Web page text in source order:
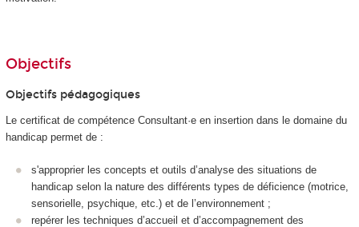
Objectifs
Objectifs pédagogiques
Le certificat de compétence Consultant·e en insertion dans le domaine du
handicap permet de :
s'approprier les concepts et outils d’analyse des situations de
handicap selon la nature des différents types de déficience (motrice,
sensorielle, psychique, etc.) et de l’environnement ;
repérer les techniques d’accueil et d’accompagnement des